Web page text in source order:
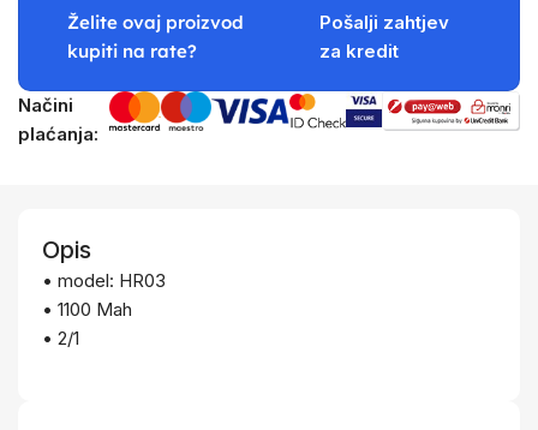
Želite ovaj proizvod
kupiti na rate?
Pošalji zahtjev
za kredit
Načini
plaćanja:
Opis
• model: HR03
• 1100 Mah
• 2/1